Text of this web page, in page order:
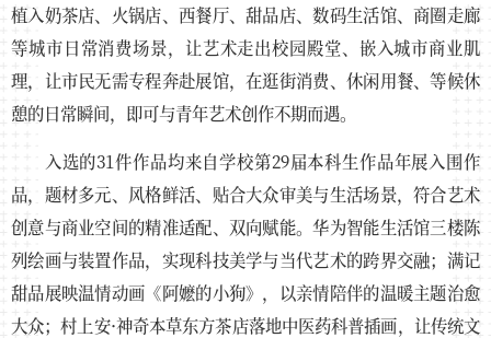
植入奶茶店、火锅店、西餐厅、甜品店、数码生活馆、商圈走廊
等城市日常消费场景，让艺术走出校园殿堂、嵌入城市商业肌
理，让市民无需专程奔赴展馆，在逛街消费、休闲用餐、等候休
憩的日常瞬间，即可与青年艺术创作不期而遇。
入选的31件作品均来自学校第29届本科生作品年展入围作
品，题材多元、风格鲜活、贴合大众审美与生活场景，符合艺术
创意与商业空间的精准适配、双向赋能。华为智能生活馆三楼陈
列绘画与装置作品，实现科技美学与当代艺术的跨界交融；满记
甜品展映温情动画《阿嬷的小狗》，以亲情陪伴的温暖主题治愈
大众；村上安·神奇本草东方茶店落地中医药科普插画，让传统文